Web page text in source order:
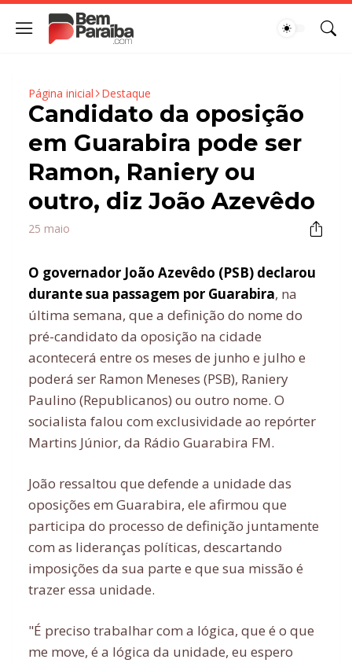
Página inicial Destaque
Candidato da oposição
em Guarabira pode ser
Ramon, Raniery ou
outro, diz João Azevêdo
25 maio
O governador João Azevêdo (PSB) declarou
durante sua passagem por Guarabira, na
última semana, que a definição do nome do
pré-candidato da oposição na cidade
acontecerá entre os meses de junho e julho e
poderá ser Ramon Meneses (PSB), Raniery
Paulino (Republicanos) ou outro nome. O
socialista falou com exclusividade ao repórter
Martins Júnior, da Rádio Guarabira FM.
João ressaltou que defende a unidade das
oposições em Guarabira, ele afirmou que
participa do processo de definição juntamente
com as lideranças políticas, descartando
imposições da sua parte e que sua missão é
trazer essa unidade.
"É preciso trabalhar com a lógica, que é o que
me move, é a lógica da unidade, eu espero